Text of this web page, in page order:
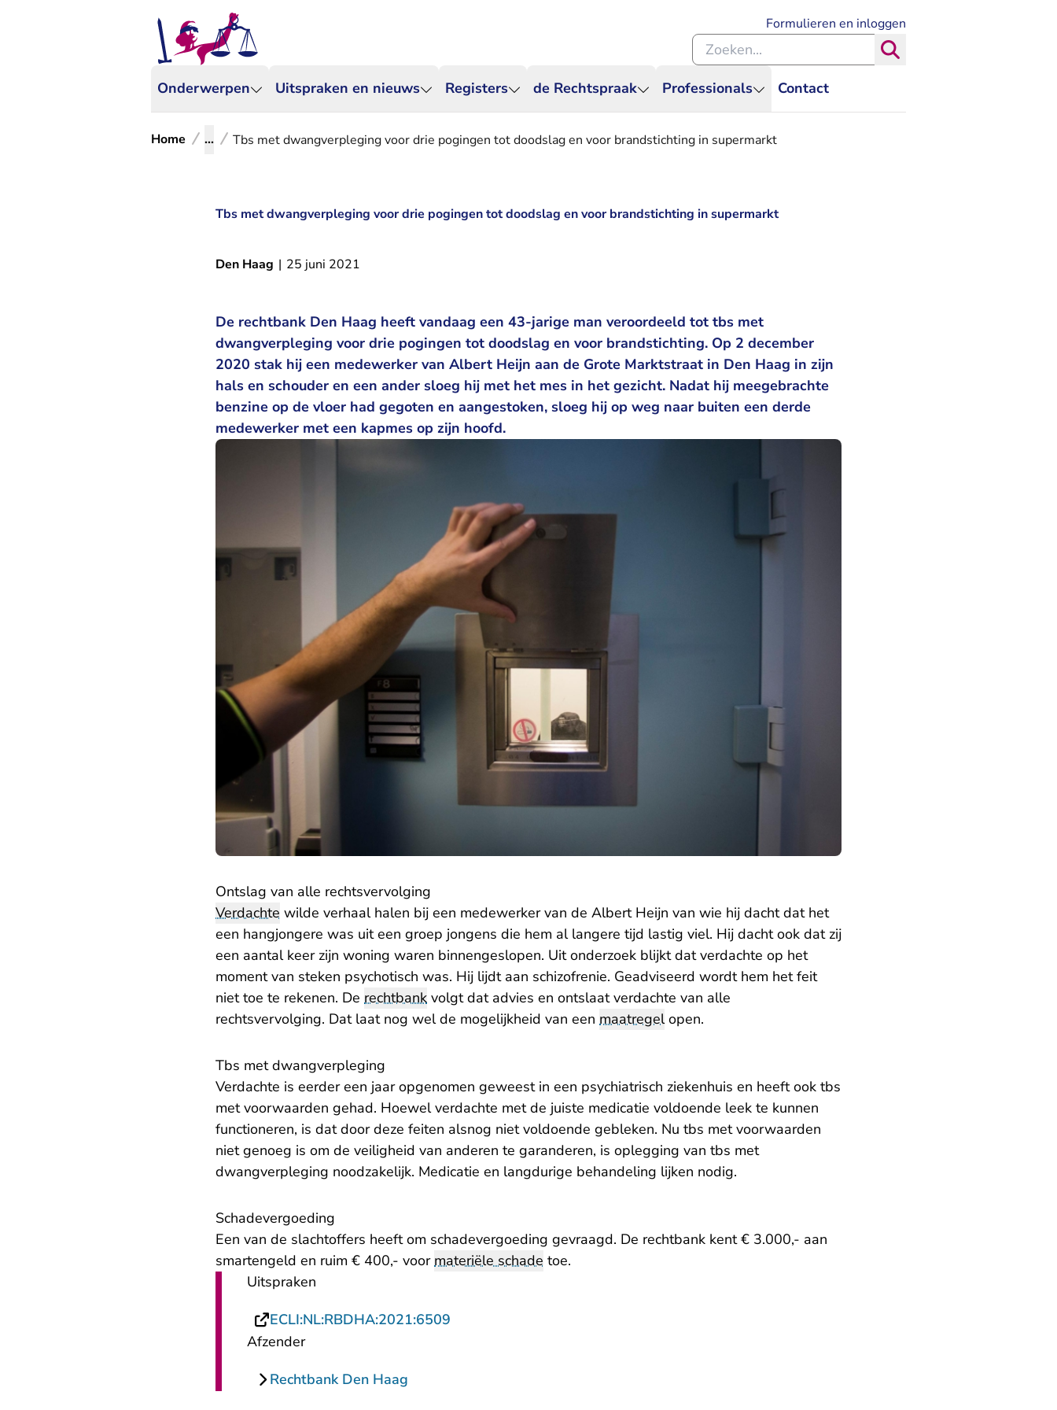
Onderwerpen Uitspraken en nieuws Registers de Rechtspraak Professionals Contact
Formulieren en inloggen
Zoeken binnen de Rechtspraak
Home ... Tbs met dwangverpleging voor drie pogingen tot doodslag en voor brandstichting in supermarkt
Tbs met dwangverpleging voor drie pogingen tot doodslag en voor brandstichting in supermarkt
Den Haag | 25 juni 2021
De rechtbank Den Haag heeft vandaag een 43-jarige man veroordeeld tot tbs met
dwangverpleging voor drie pogingen tot doodslag en voor brandstichting. Op 2 december
2020 stak hij een medewerker van Albert Heijn aan de Grote Marktstraat in Den Haag in zijn
hals en schouder en een ander sloeg hij met het mes in het gezicht. Nadat hij meegebrachte
benzine op de vloer had gegoten en aangestoken, sloeg hij op weg naar buiten een derde
medewerker met een kapmes op zijn hoofd.
Ontslag van alle rechtsvervolging
Verdachte wilde verhaal halen bij een medewerker van de Albert Heijn van wie hij dacht dat het
een hangjongere was uit een groep jongens die hem al langere tijd lastig viel. Hij dacht ook dat zij
een aantal keer zijn woning waren binnengeslopen. Uit onderzoek blijkt dat verdachte op het
moment van steken psychotisch was. Hij lijdt aan schizofrenie. Geadviseerd wordt hem het feit
niet toe te rekenen. De rechtbank volgt dat advies en ontslaat verdachte van alle
rechtsvervolging. Dat laat nog wel de mogelijkheid van een maatregelopen.
Tbs met dwangverpleging
Verdachte is eerder een jaar opgenomen geweest in een psychiatrisch ziekenhuis en heeft ook tbs
met voorwaarden gehad. Hoewel verdachte met de juiste medicatie voldoende leek te kunnen
functioneren, is dat door deze feiten alsnog niet voldoende gebleken. Nu tbs met voorwaarden
niet genoeg is om de veiligheid van anderen te garanderen, is oplegging van tbs met
dwangverpleging noodzakelijk. Medicatie en langdurige behandeling lijken nodig.
Schadevergoeding
Een van de slachtoffers heeft om schadevergoeding gevraagd. De rechtbank kent € 3.000,- aan
smartengeld en ruim € 400,- voormateriële schade toe.
Uitspraken
ECLI:NL:RBDHA:2021:6509
Afzender
Rechtbank Den Haag